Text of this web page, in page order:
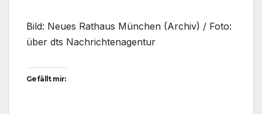
Bild: Neues Rathaus München (Archiv) / Foto:
über dts Nachrichtenagentur
Gefällt mir: